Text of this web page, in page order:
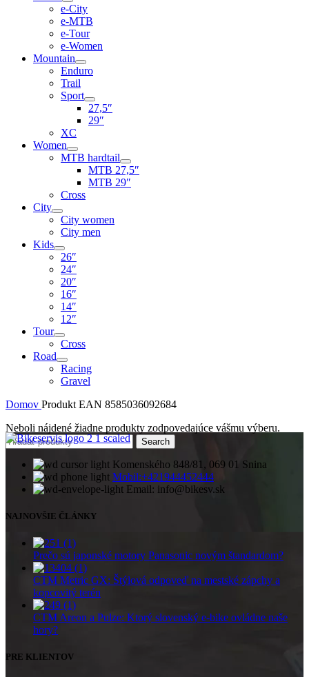
e-City
e-MTB
e-Tour
e-Women
Mountain
Enduro
Trail
Sport
27,5″
29″
XC
Women
MTB hardtail
MTB 27,5″
MTB 29″
Cross
City
City women
City men
Kids
26″
24″
20″
16″
14″
12″
Tour
Cross
Road
Racing
Gravel
Domov Produkt EAN 8585036092684
Neboli nájdené žiadne produkty zodpovedajúce vášmu výberu.
Search
Komenského 848/81, 069 01 Snina
Mobil:+421944452444
Email: info@bikesv.sk
NAJNOVŠIE ČLÁNKY
Prečo sú japonské motory Panasonic novým štandardom?
CTM Metric GX: Štýlová odpoveď na mestské zápchy a
kopcovitý terén
CTM Areon a Pulze: Ktorý slovenský e-bike ovládne naše
hory?
PRE KLIENTOV